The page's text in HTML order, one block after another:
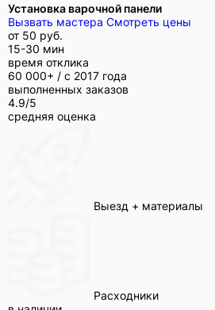
Установка варочной панели
Вызвать мастера Смотреть цены
от 50 руб.
15-30 мин
время отклика
60 000+ / с 2017 года
выполненных заказов
4.9/5
средняя оценка
Выезд + материалы
Расходники